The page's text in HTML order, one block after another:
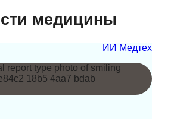
медицины
ИИ Медтех